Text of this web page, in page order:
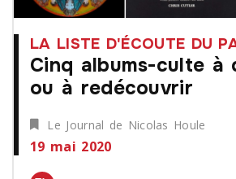
LA LISTE D'ÉCOUTE DU
Cinq albums-culte à
ou à redécouvrir
Le Journal de Nicolas Houle
19 mai 2020